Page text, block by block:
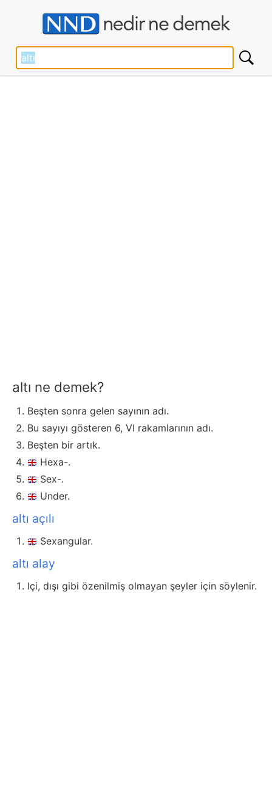
altı ne demek?
Beşten sonra gelen sayının adı.
Bu sayıyı gösteren 6, VI rakamlarının adı.
Beşten bir artık.
Hexa-.
Sex-.
Under.
altı açılı
Sexangular.
altı alay
Içi, dışı gibi özenilmiş olmayan şeyler için söylenir.